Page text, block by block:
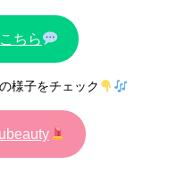
ちら
様子をチェック